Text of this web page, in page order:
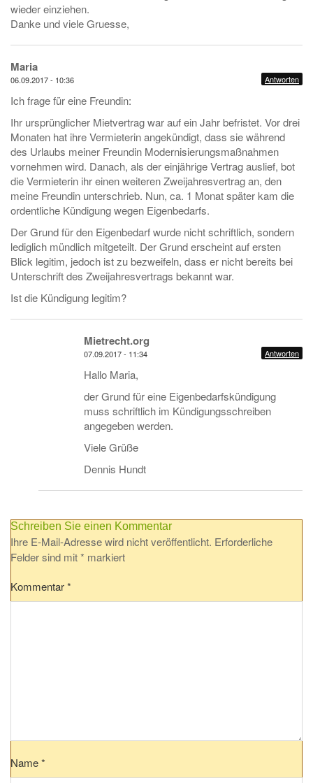
wieder einziehen.
Danke und viele Gruesse,
Maria
06.09.2017 - 10:36 Antworten
Ich frage für eine Freundin:
Ihr ursprünglicher Mietvertrag war auf ein Jahr befristet. Vor drei
Monaten hat ihre Vermieterin angekündigt, dass sie während
des Urlaubs meiner Freundin Modernisierungsmaßnahmen
vornehmen wird. Danach, als der einjährige Vertrag auslief, bot
die Vermieterin ihr einen weiteren Zweijahresvertrag an, den
meine Freundin unterschrieb. Nun, ca. 1 Monat später kam die
ordentliche Kündigung wegen Eigenbedarfs.
Der Grund für den Eigenbedarf wurde nicht schriftlich, sondern
lediglich mündlich mitgeteilt. Der Grund erscheint auf ersten
Blick legitim, jedoch ist zu bezweifeln, dass er nicht bereits bei
Unterschrift des Zweijahresvertrags bekannt war.
Ist die Kündigung legitim?
Mietrecht.org
07.09.2017 - 11:34 Antworten
Hallo Maria,
der Grund für eine Eigenbedarfskündigung
muss schriftlich im Kündigungsschreiben
angegeben werden.
Viele Grüße
Dennis Hundt
Schreiben Sie einen Kommentar
Ihre E-Mail-Adresse wird nicht veröffentlicht. Erforderliche
Felder sind mit* markiert
Kommentar*
Name*